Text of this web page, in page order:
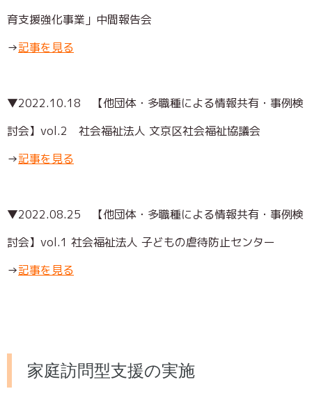
育支援強化事業」中間報告会
→記事を見る
▼2022.10.18
【他団体・多職種による情報共有・事例検
討会】vol.2 社会福祉法人 文京区社会福祉協議会
→記事を見る
▼2022.08.25
【他団体・多職種による情報共有・事例検
討会】vol.1 社会福祉法人 子どもの虐待防止センター
→記事を見る
家庭訪問型支援の実施